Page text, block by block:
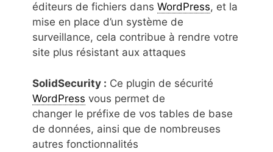
éditeurs de fichiers dans WordPress, et la
mise en place d’un système de
surveillance, cela contribue à rendre votre
site plus résistant aux attaques
SolidSecurity : Ce plugin de sécurité
WordPress vous permet de
changer le préfixe de vos tables de base
de données, ainsi que de nombreuses
autres fonctionnalités